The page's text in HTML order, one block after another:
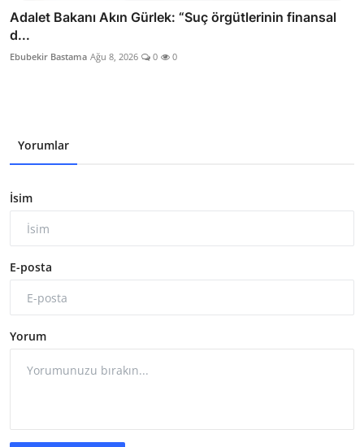
Adalet Bakanı Akın Gürlek: “Suç örgütlerinin finansal
d...
Ebubekir Bastama Ağu 8, 2026 0 0
Yorumlar
İsim
E-posta
Yorum